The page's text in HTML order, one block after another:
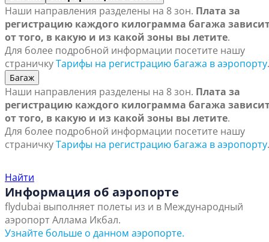
Наши направления разделены на 8 зон. Плата за
регистрацию каждого килограмма багажа
от того, в какую и из какой зоны вы летите.
Для более подробной информации посетите нашу
страничкуТарифы на регистрацию багажа в аэропорту.
Багаж
Наши направления разделены на 8 зон. Плата за
регистрацию каждого килограмма багажа
от того, в какую и из какой зоны вы летите.
Для более подробной информации посетите нашу
страничкуТарифы на регистрацию багажа в аэропорту.
Найти
Информация об аэропорте
flydubai выполняет полеты из и в Международный
аэропорт Аллама Икбал.
Узнайте больше о данном аэропорте.